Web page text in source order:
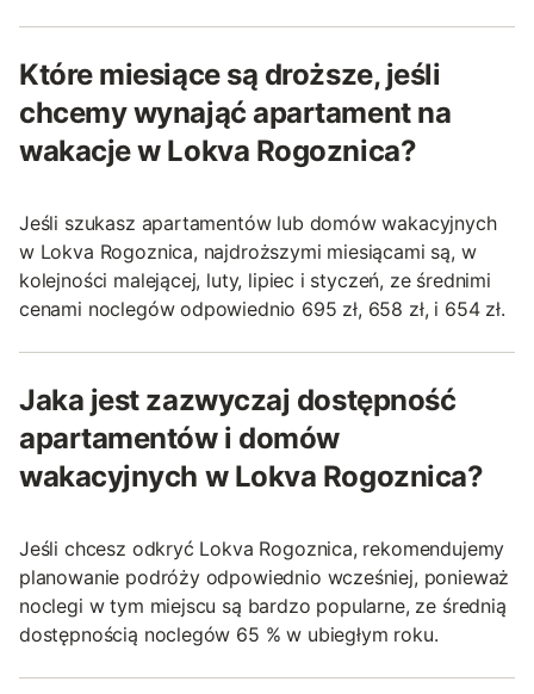
Które miesiące są droższe, jeśli
chcemy wynająć apartament na
wakacje w Lokva Rogoznica?
Jeśli szukasz apartamentów lub domów wakacyjnych
w Lokva Rogoznica, najdroższymi miesiącami są, w
kolejności malejącej, luty, lipiec i styczeń, ze średnimi
cenami noclegów odpowiednio 695 zł, 658 zł, i 654 zł.
Jaka jest zazwyczaj dostępność
apartamentów i domów
wakacyjnych w Lokva Rogoznica?
Jeśli chcesz odkryć Lokva Rogoznica, rekomendujemy
planowanie podróży odpowiednio wcześniej, ponieważ
noclegi w tym miejscu są bardzo popularne, ze średnią
dostępnością noclegów 65 % w ubiegłym roku.